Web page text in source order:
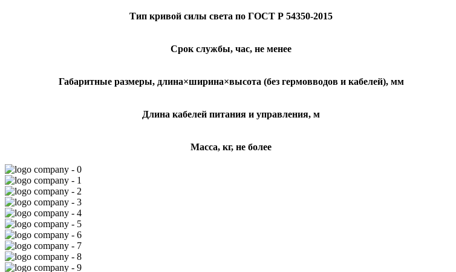
Тип кривой силы света по ГОСТ Р 54350-2015
Срок службы, час, не менее
Габаритные размеры, длина×ширина×высота (без гермовводов и кабелей), мм
Длина кабелей питания и управления, м
Масса, кг, не более